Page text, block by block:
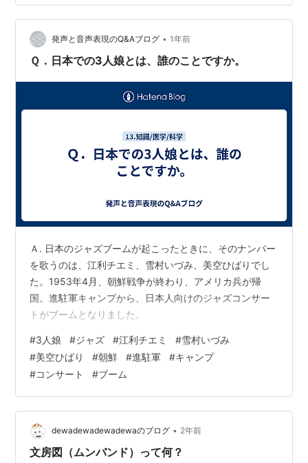
く朝鮮でも昔から風水信仰が盛んで、現在でもガチの信
者が大勢いる。風水信仰とは、要するに土地の吉凶が人
の幸不幸に影響を及ぼすという迷信で、よくあるのは墓
地の風水的特性が子孫の栄華没落をもたらすとか、町や
発声と音声表現のQ&Aブログ • 1年前
Ｑ．日本での3人娘とは、誰のことですか。
Ａ. 日本のジャズブームが起こったときに、そのナンバー
を歌うのは、江利チエミ、雪村いづみ、美空ひばりでし
た。1953年4月、朝鮮戦争が終わり、アメリカ兵が帰
国。進駐軍キャンプから、日本人向けのジャズコンサー
トがブームとなりました。
#3人娘 #ジャズ #江利チエミ #雪村いづみ
#美空ひばり #朝鮮 #進駐軍 #キャンプ
#コンサート #ブーム
dewadewadewadewaのブログ • 2年前
文房図（ムンバンド）って何？